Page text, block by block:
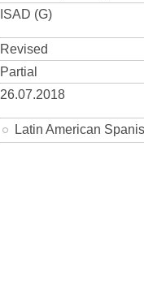
ISAD (G)
Revised
Partial
26.07.2018
Latin American